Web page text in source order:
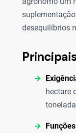
desequilíbrios
hectare